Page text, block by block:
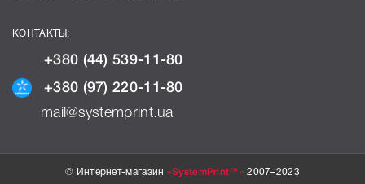
КОНТАКТЫ:
+380 (44) 539-11-80
+380 (97) 220-11-80
mail@systemprint.ua
© Интернет-магазин «SystemPrint™» 2007–2023